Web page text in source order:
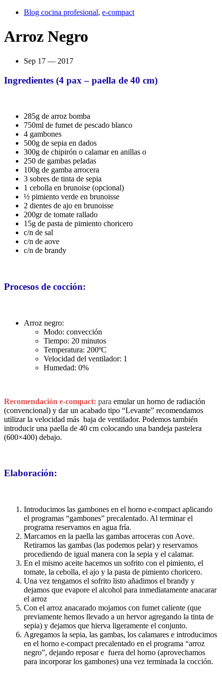
Blog cocina profesional, e-compact
Arroz Negro
Sep 17 — 2017
Ingredientes (4 pax – paella de 40 cm)
285g de arroz bomba
750ml de fumet de pescado blanco
4 gambones
500g de sepia en dados
300g de chipirón o calamar en anillas o
250 de gambas peladas
100g de gamba arrocera
3 sobres de tinta de sepia
1 cebolla en brunoise (opcional)
½ pimiento verde en brunoisse
2 dientes de ajo en brunoisse
200gr de tomate rallado
15g de pasta de pimiento choricero
c/n de sal
c/n de aove
c/n de brandy
Procesos de cocción:
Arroz negro:
Modo: convección
Tiempo: 20 minutos
Temperatura: 200ºC
Velocidad del ventilador: 1
Humedad: 0%
Recomendación e-compact: para emular un horno de radiación
(convencional) y dar un acabado tipo “Levante” recomendamos
utilizar la velocidad más baja de ventilador. Podemos también
introducir una paella de 40 cm colocando una bandeja pastelera
(600×400) debajo.
Elaboración:
Introducimos las gambones en el horno e-compact aplicando
el programas “gambones” precalentado. Al terminar el
programa reservamos en agua fría.
Marcamos en la paella las gambas arroceras con Aove.
Retiramos las gambas (las podemos pelar) y reservamos
procediendo de igual manera con la sepia y el calamar.
En el mismo aceite hacemos un sofrito con el pimiento, el
tomate, la cebolla, el ajo y la pasta de pimiento choricero.
Una vez tengamos el sofrito listo añadimos el brandy y
dejamos que evapore el alcohol para inmediatamente anacarar
el arroz
Con el arroz anacarado mojamos con fumet caliente (que
previamente hemos llevado a un hervor agregando la tinta de
sepia) y dejamos que hierva ligeramente el conjunto.
Agregamos la sepia, las gambas, los calamares e introducimos
en el horno e-compact precalentado en el programa “arroz
negro”, dejando reposar e fuera del horno (aprovechamos
para incorporar los gambones) una vez terminada la cocción.